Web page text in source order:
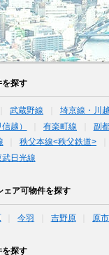
を探す
武蔵野線 埼京線・川
越） 有楽町線 副
秩父本線<秩父鉄道>
武日光線
ェア可物件を探す
今羽 吉野原 原市
を探す